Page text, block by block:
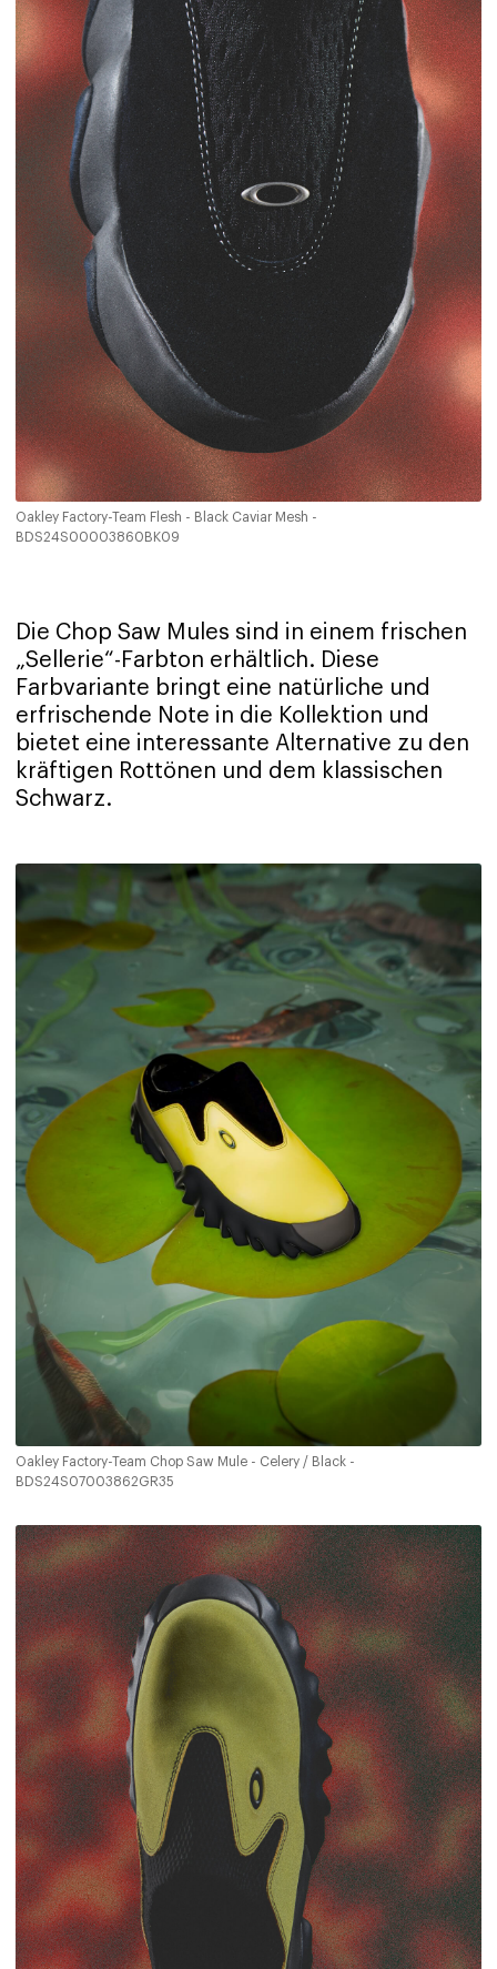
Oakley Factory-Team Flesh - Black Caviar Mesh -
BDS24S00003860BK09
Die Chop Saw Mules sind in einem frischen
„Sellerie“-Farbton erhältlich. Diese
Farbvariante bringt eine natürliche und
erfrischende Note in die Kollektion und
bietet eine interessante Alternative zu den
kräftigen Rottönen und dem klassischen
Schwarz.
Oakley Factory-Team Chop Saw Mule - Celery / Black -
BDS24S07003862GR35